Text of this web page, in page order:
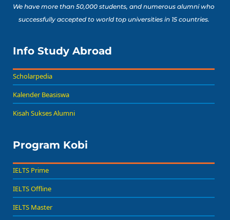
We have more than 50,000 students, and numerous alumni who
successfully accepted to world top universities in 15 countries.
Info Study Abroad
Scholarpedia
Kalender Beasiswa
Kisah Sukses Alumni
Program Kobi
IELTS Prime
IELTS Offline
IELTS Master